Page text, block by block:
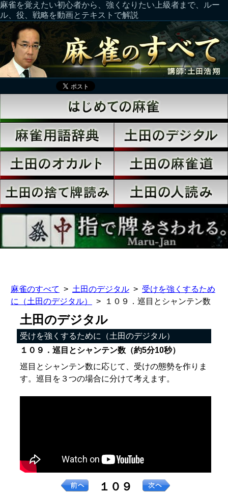
麻雀を覚えたい初心者から、強くなりたい上級者まで、ルー
ル、役、戦略を動画とテキストで解説
麻雀のすべて 土田のデジタル
受けを強くするため
に（土田のデジタル）
１０９．巡目とシャンテン数
土田のデジタル
受けを強くするために（土田のデジタル）
１０９．巡目とシャンテン数（約5分10秒）
巡目とシャンテン数に応じて、受けの態勢を作りま
す。巡目を３つの場合に分けて考えます。
１０９